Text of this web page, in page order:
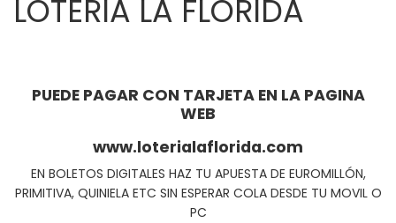
LOTERIA LA FLORIDA
PUEDE PAGAR CON TARJETA EN LA PAGINA
WEB
www.loterialaflorida.com
EN BOLETOS DIGITALES HAZ TU APUESTA DE EUROMILLÓN,
PRIMITIVA, QUINIELA ETC SIN ESPERAR COLA DESDE TU MOVIL O
PC